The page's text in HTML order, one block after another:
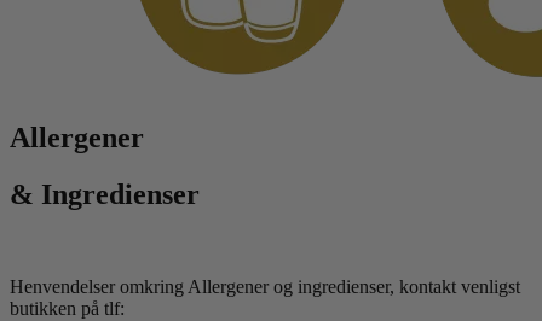
Allergener
& Ingredienser
Henvendelser omkring Allergener og ingredienser, kontakt venligst
butikken på tlf: